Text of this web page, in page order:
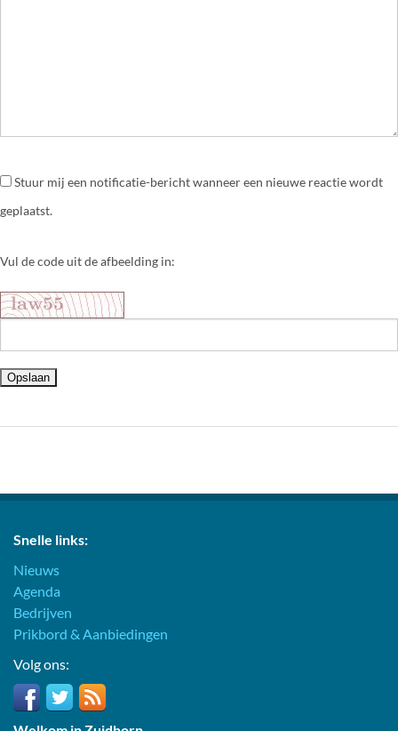
Stuur mij een notificatie-bericht wanneer een nieuwe reactie wordt
geplaatst.
Vul de code uit de afbeelding in:
Snelle links:
Nieuws
Agenda
Bedrijven
Prikbord & Aanbiedingen
Volg ons: